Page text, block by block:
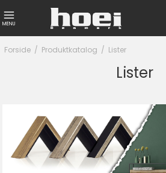
MENU
Forside / Produktkatalog / Lister
Lister